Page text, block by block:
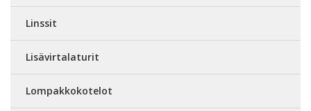
Linssit
Lisävirtalaturit
Lompakkokotelot